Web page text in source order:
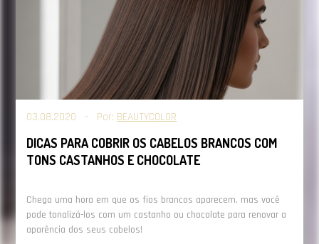
03.08.2020 - Por: BEAUTYCOLOR
DICAS PARA COBRIR OS CABELOS BRANCOS COM
TONS CASTANHOS E CHOCOLATE
Chega uma hora em que os fios brancos aparecem, mas você
pode tonalizá-los com um castanho ou chocolate para renovar a
aparência dos seus cabelos!